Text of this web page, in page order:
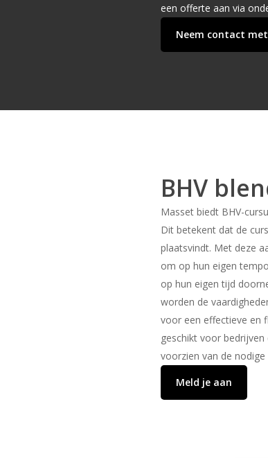
een offerte aan via
Neem contact
BHV
Masset biedt BHV-
Dit betekent dat de
plaatsvindt. Met deze
om op hun eigen
op hun eigen tijd
worden de
voor een effectieve en
geschikt voor
voorzien van de nodige
Meld je aan